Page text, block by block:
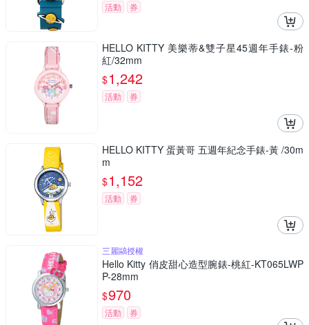
活動 券
HELLO KITTY 美樂蒂&雙子星45週年手錶-粉
紅/32mm
$1,242
活動 券
HELLO KITTY 蛋黃哥 五週年紀念手錶-黃 /30m
m
$1,152
活動 券
三麗鷗授權
Hello Kitty 俏皮甜心造型腕錶-桃紅-KT065LWP
P-28mm
$970
活動 券